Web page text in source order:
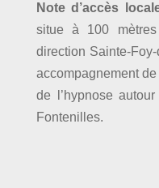
Note d’accès
situe à 100
direction Sainte-
accompagnement
de l’hypnose
Fontenilles.